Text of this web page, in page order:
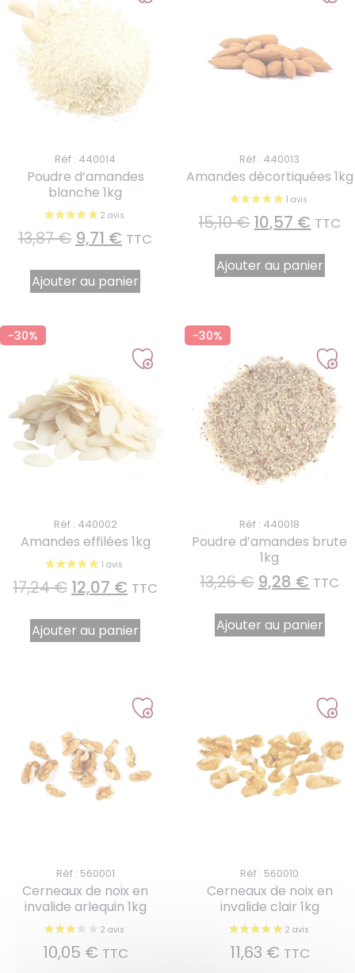
Réf : 440014
Poudre d’amandes
blanche 1kg
13,87€ 9,71 € TTC
Ajouter au panier
Réf : 440013
Amandes décortiquées 1kg
15,10€10,57 € TTC
Ajouter au panier
-30%
Réf : 440002
Amandes effilées 1kg
17,24€ 12,07 € TTC
Ajouter au panier
-30%
Réf : 440018
Poudre d’amandes brute
1kg
13,26€ 9,28 € TTC
Ajouter au panier
Réf : 560001
Cerneaux de noix en
invalide arlequin 1kg
10,05 € TTC
Réf : 560010
Cerneaux de noix en
invalide clair 1kg
11,63 € TTC